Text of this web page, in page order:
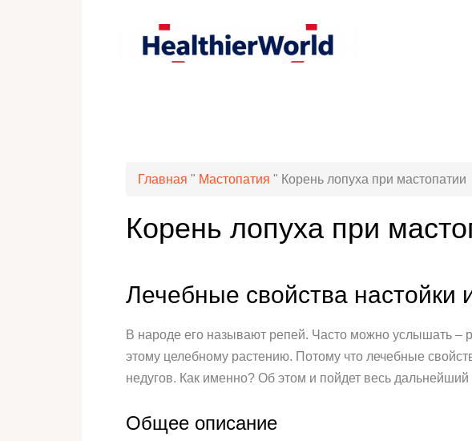
Главная " Мастопатия " Корень лопуха при мастопатии
Корень лопуха при
Лечебные свойства настойки
В народе его называют репей. Часто можно услышать –
этому целебному растению. Потому что лечебные
недугов. Как именно? Об этом и пойдет весь дальнейший
Общее описание